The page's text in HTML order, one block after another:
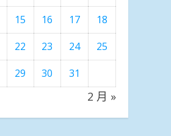
15 16 17
18
22 23 24
25
29 30 31
2 月 »